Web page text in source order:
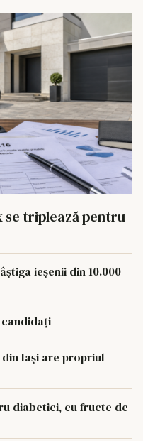
se triplează pentru
ieșenii din 10.000
candidați
din Iași are propriul
diabetici, cu fructe de